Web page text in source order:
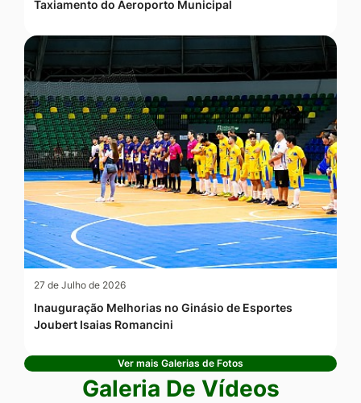
Taxiamento do Aeroporto Municipal
27 de Julho de 2026
Inauguração Melhorias no Ginásio de Esportes
Joubert Isaias Romancini
Ver mais Galerias de Fotos
Galeria De Vídeos